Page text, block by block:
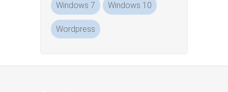
Windows 7 Windows 10
Wordpress